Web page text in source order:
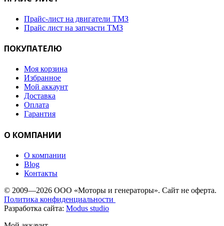
Прайс-лист на двигатели ТМЗ
Прайс лист на запчасти ТМЗ
ПОКУПАТЕЛЮ
Моя корзина
Избранное
Мой аккаунт
Доставка
Оплата
Гарантия
О КОМПАНИИ
О компании
Blog
Контакты
© 2009—2026 ООО «Моторы и генераторы». Сайт не оферта.
Политика конфиденциальности
Разработка сайта: Modus studio